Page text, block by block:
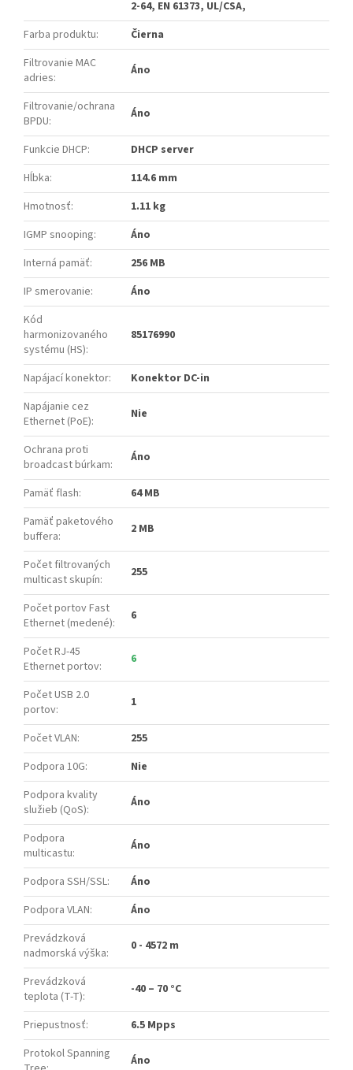
2-64, EN 61373, UL/CSA,
Farba produktu:
Čierna
Filtrovanie MAC
adries: Áno
Filtrovanie/ochrana
BPDU: Áno
Funkcie DHCP:
DHCP server
Hĺbka:
114.6 mm
Hmotnosť:
1.11 kg
IGMP snooping:
Áno
Interná pamäť:
256 MB
IP smerovanie:
Áno
Kód
harmonizovaného
systému (HS):
85176990
Napájací konektor:
Konektor DC-in
Napájanie cez
Ethernet (PoE): Nie
Ochrana proti
broadcast búrkam: Áno
Pamäť flash:
64 MB
Pamäť paketového
buffera: 2 MB
Počet filtrovaných
multicast skupín: 255
Počet portov Fast
Ethernet (medené): 6
Počet RJ-45
Ethernet portov: 6
Počet USB 2.0
portov: 1
Počet VLAN:
255
Podpora 10G:
Nie
Podpora kvality
služieb (QoS): Áno
Podpora
multicastu: Áno
Podpora SSH/SSL:
Áno
Podpora VLAN:
Áno
Prevádzková
nadmorská výška: 0 - 4572 m
Prevádzková
teplota (T-T): -40 – 70 °C
Priepustnosť:
6.5 Mpps
Protokol Spanning
Áno